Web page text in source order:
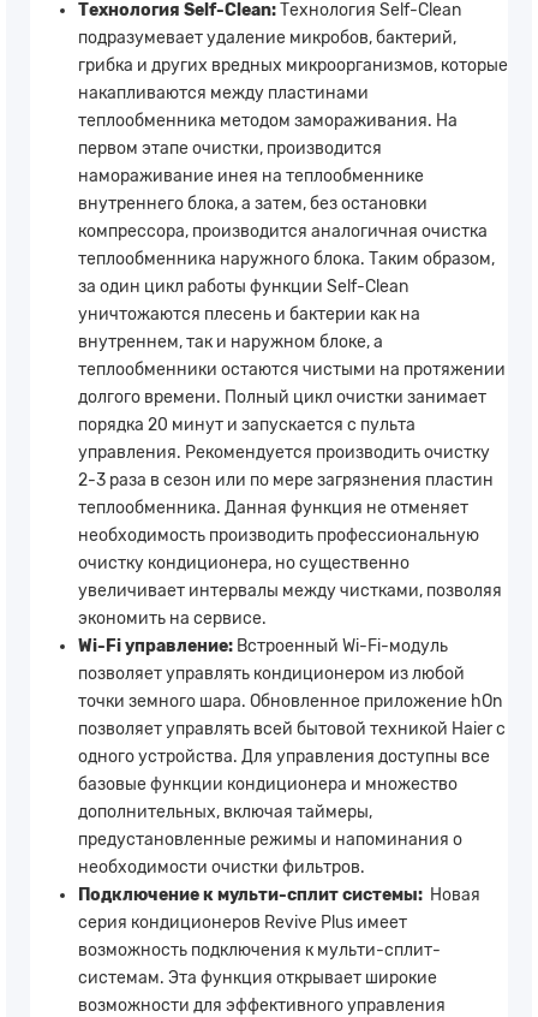
Технология Self-Clean:Технология Self-Clean
подразумевает удаление микробов, бактерий,
грибка и других вредных микроорганизмов, которые
накапливаются между пластинами
теплообменника методом замораживания. На
первом этапе очистки, производится
намораживание инея на теплообменнике
внутреннего блока, а затем, без остановки
компрессора, производится аналогичная очистка
теплообменника наружного блока. Таким образом,
за один цикл работы функции Self-Clean
уничтожаются плесень и бактерии как на
внутреннем, так и наружном блоке, а
теплообменники остаются чистыми на протяжении
долгого времени. Полный цикл очистки занимает
порядка 20 минут и запускается с пульта
управления. Рекомендуется производить очистку
2-3 раза в сезон или по мере загрязнения пластин
теплообменника. Данная функция не отменяет
необходимость производить профессиональную
очистку кондиционера, но существенно
увеличивает интервалы между чистками, позволяя
экономить на сервисе.
Wi-Fi управление: Встроенный Wi-Fi-модуль
позволяет управлять кондиционером из любой
точки земного шара. Обновленное приложение hOn
позволяет управлять всей бытовой техникой Haier с
одного устройства. Для управления доступны все
базовые функции кондиционера и множество
дополнительных, включая таймеры,
предустановленные режимы и напоминания о
необходимости очистки фильтров.
Подключение к мульти-сплит системы: Новая
серия кондиционеров Revive Plus имеет
возможность подключения к мульти-сплит-
системам. Эта функция открывает широкие
возможности для эффективного управления